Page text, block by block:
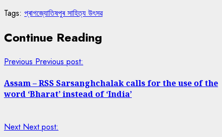
Tags: প্ৰাগজ্যোতিষপুৰ সাহিত্য উৎসৱ
Continue Reading
Previous Previous post:
Assam – RSS Sarsanghchalak calls for the use of the
word ‘Bharat’ instead of ‘India’
Next Next post: